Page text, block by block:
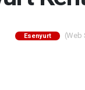
Esenyurt (Web